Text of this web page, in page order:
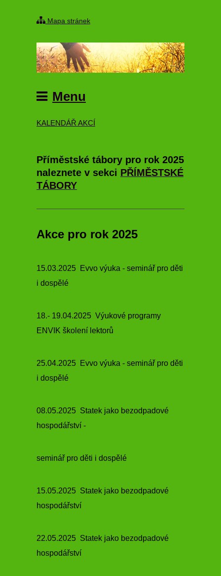
Mapa stránek
Menu
KALENDÁŘ AKCÍ
Příměstské tábory pro rok 2025
naleznete v sekci PŘÍMĚSTSKÉ
TÁBORY
Akce pro rok 2025
15.03.2025 Evvo výuka - seminář pro děti
i dospělé
18.- 19.04.2025 Výukové programy
ENVIK školení lektorů
25.04.2025 Evvo výuka - seminář pro děti
i dospělé
08.05.2025 Statek jako bezodpadové
hospodářství -
seminář pro děti i dospělé
15.05.2025 Statek jako bezodpadové
hospodářství
22.05.2025 Statek jako bezodpadové
hospodářství